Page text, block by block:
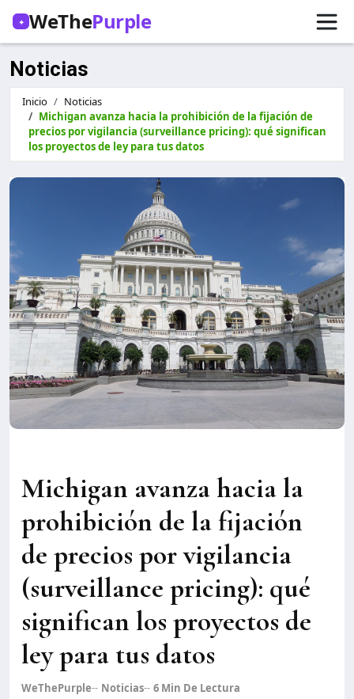
✦ WeThePurple
Noticias
Inicio
Noticias
Michigan avanza hacia la prohibición de la fijación de
precios por vigilancia (surveillance pricing): qué significan
los proyectos de ley para tus datos
Michigan avanza hacia la
prohibición de la fijación
de precios por vigilancia
(surveillance pricing): qué
significan los proyectos de
ley para tus datos
WeThePurple Noticias 6 Min De Lectura